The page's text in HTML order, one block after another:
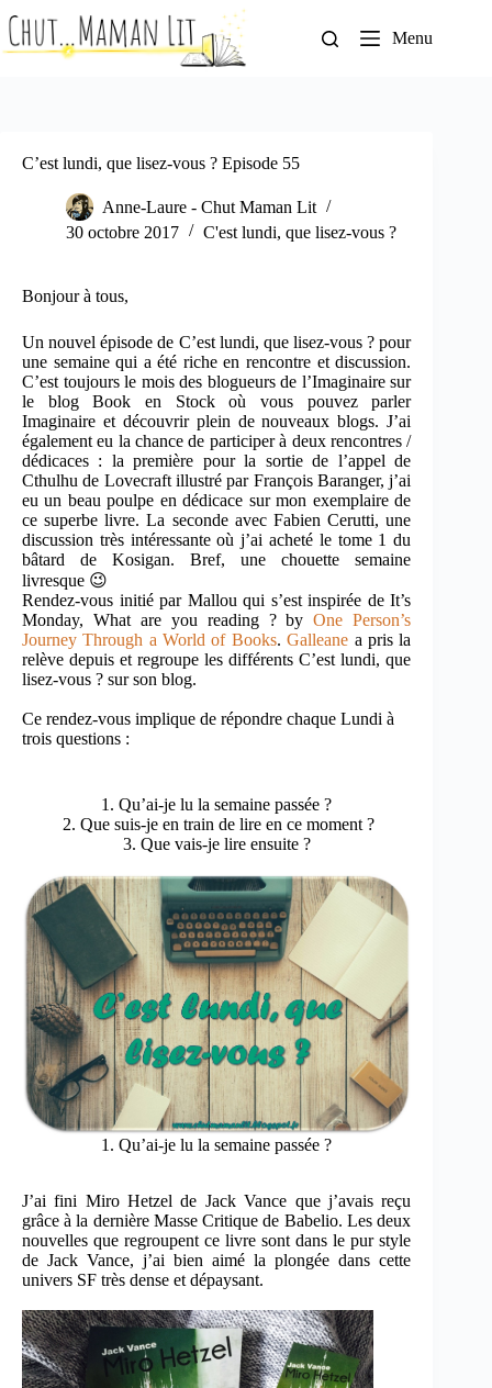
au
contenu
Menu
C’est lundi, que lisez-vous ? Episode 55
Anne-Laure - Chut Maman Lit
30 octobre 2017
C'est lundi, que lisez-vous ?
Bonjour à tous,
Un nouvel épisode de C’est lundi, que lisez-vous ? pour
une semaine qui a été riche en rencontre et discussion.
C’est toujours le mois des blogueurs de l’Imaginaire sur
le blog Book en Stock où vous pouvez parler
Imaginaire et découvrir plein de nouveaux blogs. J’ai
également eu la chance de participer à deux rencontres /
dédicaces : la première pour la sortie de l’appel de
Cthulhu de Lovecraft illustré par François Baranger, j’ai
eu un beau poulpe en dédicace sur mon exemplaire de
ce superbe livre. La seconde avec Fabien Cerutti, une
discussion très intéressante où j’ai acheté le tome 1 du
bâtard de Kosigan. Bref, une chouette semaine
livresque 😉
Rendez-vous initié par Mallou qui s’est inspirée de It’s
Monday, What are you reading ? byOne Person’s
Journey Through a World of Books.Galleane a pris la
relève depuis et regroupe les différents C’est lundi, que
lisez-vous ? sur son blog.
Ce rendez-vous implique de répondre chaque Lundi à
trois questions :
1. Qu’ai-je lu la semaine passée ?
2. Que suis-je en train de lire en ce moment ?
3. Que vais-je lire ensuite ?
1. Qu’ai-je lu la semaine passée ?
J’ai fini Miro Hetzel de Jack Vance que j’avais reçu
grâce à la dernière Masse Critique de Babelio. Les deux
nouvelles que regroupent ce livre sont dans le pur style
de Jack Vance, j’ai bien aimé la plongée dans cette
univers SF très dense et dépaysant.